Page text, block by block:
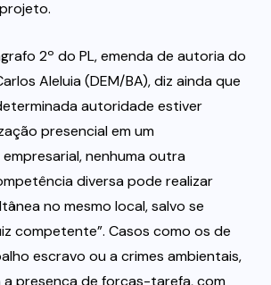
2º do PL, emenda de autoria do
Aleluia (DEM/BA), diz ainda que
autoridade estiver
presencial em um
nenhuma outra
diversa pode realizar
no mesmo local, salvo se
competente”. Casos como os de
escravo ou a crimes ambientais,
a presença de forças-tarefa, com